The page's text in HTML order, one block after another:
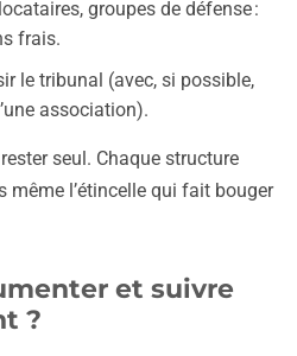
groupes de défense :
frais.
le tribunal (avec, si possible,
association).
seul. Chaque structure
même l’étincelle qui fait bouger
et suivre
?